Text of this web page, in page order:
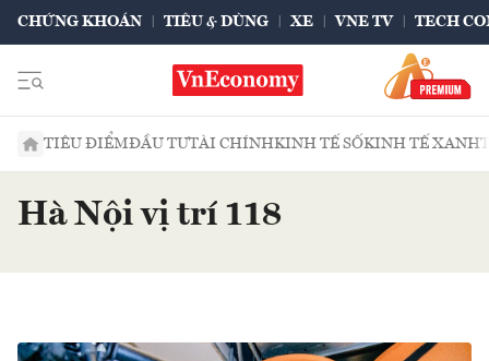
CHỨNG KHOÁN TIÊU & DÙNG XE VNE TV TECH
TIÊU ĐIỂMĐẦU TƯTÀI CHÍNHKINH TẾ SỐKINH TẾ XANH
Hà Nội vị trí 118